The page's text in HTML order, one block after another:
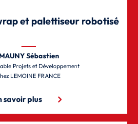
et palettiseur robotisé
MAUNY Sébastien
Projets et Développement
LEMOINE FRANCE
savoir plus